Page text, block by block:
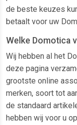
de beste keuzes
betaalt voor uw
Welke Domotica
Wij hebben al het
deze pagina
grootste online
merken, soort tot
de standaard
hebben wij voor u